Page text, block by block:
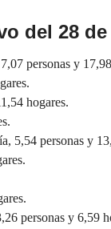
del 28
personas y
hogares.
5,54 personas y
personas y 6,59